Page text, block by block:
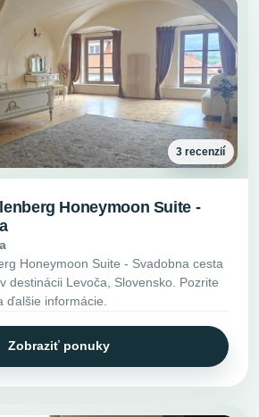
3 recenzií
Honeymoon Suite -
Honeymoon Suite - Svadobna cesta
destinácii Levoča, Slovensko. Pozrite
ďalšie informácie.
Zobraziť ponuky